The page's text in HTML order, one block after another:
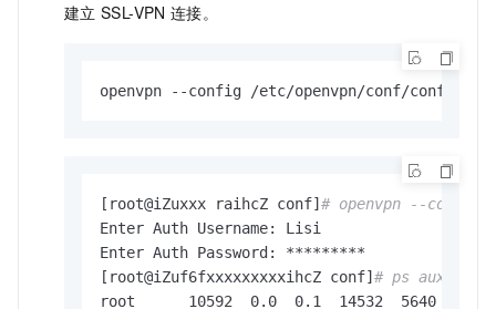
建立 SSL-VPN 连接。
openvpn --config /etc/openvpn/conf/
[root@iZuxxx raihcZ conf] # openvpn --config
Enter Auth Username: Lisi
Enter Auth Password: *********
[root@iZuf6fxxxxxxxxxihcZ conf] # ps aux |
root      10592  0.0  0.1  14532  5640 ?